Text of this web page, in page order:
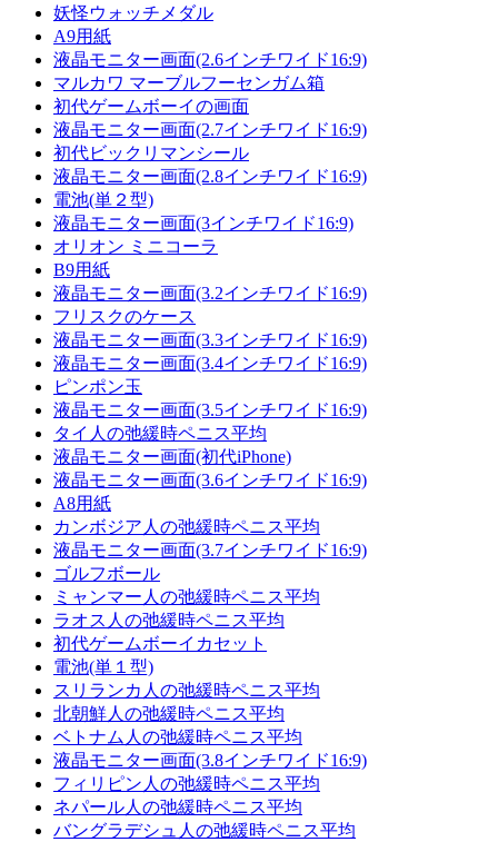
妖怪ウォッチメダル
A9用紙
液晶モニター画面(2.6インチワイド16:9)
マルカワ マーブルフーセンガム箱
初代ゲームボーイの画面
液晶モニター画面(2.7インチワイド16:9)
初代ビックリマンシール
液晶モニター画面(2.8インチワイド16:9)
電池(単２型)
液晶モニター画面(3インチワイド16:9)
オリオン ミニコーラ
B9用紙
液晶モニター画面(3.2インチワイド16:9)
フリスクのケース
液晶モニター画面(3.3インチワイド16:9)
液晶モニター画面(3.4インチワイド16:9)
ピンポン玉
液晶モニター画面(3.5インチワイド16:9)
タイ人の弛緩時ペニス平均
液晶モニター画面(初代iPhone)
液晶モニター画面(3.6インチワイド16:9)
A8用紙
カンボジア人の弛緩時ペニス平均
液晶モニター画面(3.7インチワイド16:9)
ゴルフボール
ミャンマー人の弛緩時ペニス平均
ラオス人の弛緩時ペニス平均
初代ゲームボーイカセット
電池(単１型)
スリランカ人の弛緩時ペニス平均
北朝鮮人の弛緩時ペニス平均
ベトナム人の弛緩時ペニス平均
液晶モニター画面(3.8インチワイド16:9)
フィリピン人の弛緩時ペニス平均
ネパール人の弛緩時ペニス平均
バングラデシュ人の弛緩時ペニス平均